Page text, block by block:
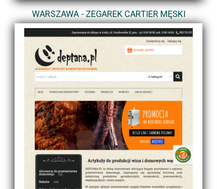
WARSZAWA - ZEGAREK CARTIER MĘSKI